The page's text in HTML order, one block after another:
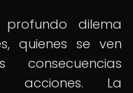
dilema
quienes se ven
acciones. La